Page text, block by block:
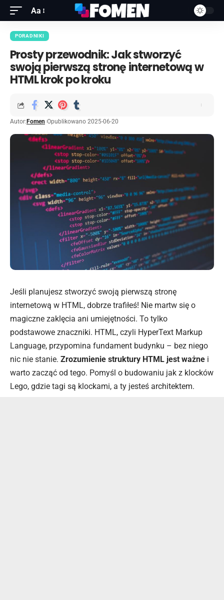
Aa
PORADNIKI
Prosty przewodnik: Jak stworzyć
swoją pierwszą stronę internetową w
HTML krok po kroku
Autor: Fomen Opublikowano 2025-06-20
Jeśli planujesz stworzyć swoją pierwszą stronę
internetową w HTML, dobrze trafiłeś! Nie martw się o
magiczne zaklęcia ani umiejętności. To tylko
podstawowe znaczniki. HTML, czyli HyperText Markup
Language, przypomina fundament budynku – bez niego
nic nie stanie. Zrozumienie struktury HTML jest ważne i
warto zacząć od tego. Pomyśl o budowaniu jak z klocków
Lego, gdzie tagi są klockami, a ty jesteś architektem.